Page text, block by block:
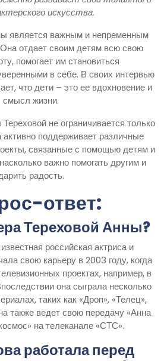
искусства.
является важным и непременным
отдает своим детям всю свою
помогает им становиться
в себе. В своих интервью
что дети – это ее вдохновение и
смысл жизни.
не ограничивается только
поддерживает различные
связанные с помощью детям и
важно помогать другим и
радость.
ответ:
Тереховой Анны?
российская актриса и
свою карьеру в 2003 году, когда
проектах, например, в
она сыграла несколько
таких как «Дроп», «Телец»,
также ведет свою передачу «Анна
на телеканале «СТС».
работала перед